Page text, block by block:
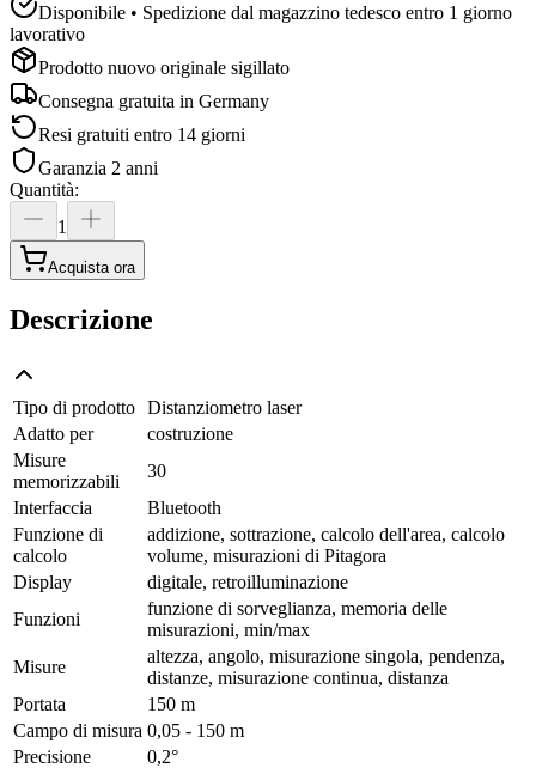
Disponibile • Spedizione dal magazzino tedesco entro 1 giorno
lavorativo
Prodotto nuovo originale sigillato
Consegna gratuita in Germany
Resi gratuiti entro 14 giorni
Garanzia 2 anni
Quantità:
1
Acquista ora
Descrizione
Tipo di prodotto Distanziometro laser
Adatto per
costruzione
Misure
memorizzabili
30
Interfaccia
Bluetooth
Funzione di
calcolo
addizione, sottrazione, calcolo dell'area, calcolo
volume, misurazioni di Pitagora
Display
digitale, retroilluminazione
Funzioni
funzione di sorveglianza, memoria delle
misurazioni, min/max
Misure
altezza, angolo, misurazione singola, pendenza,
distanze, misurazione continua, distanza
Portata
150 m
Campo di misura 0,05 - 150 m
Precisione
0,2°